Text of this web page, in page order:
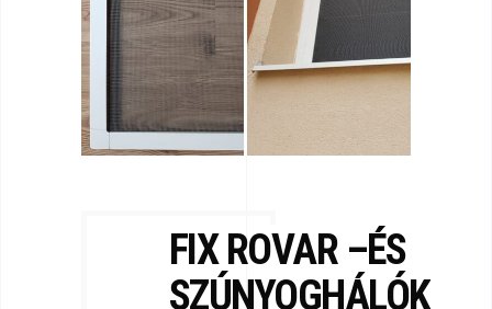
FIX ROVAR –ÉS
SZÚNYOGHÁLÓK